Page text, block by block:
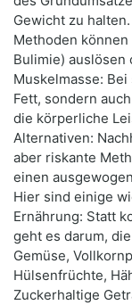
Gewicht zu
Methoden
Bulimie) auslösen
Muskelmasse:
Fett, sondern
die körperliche
Alternativen:
aber riskante
einen
Hier sind einige
Ernährung: Statt
geht es darum,
Gemüse,
Hülsenfrüchte,
Zuckerhaltige